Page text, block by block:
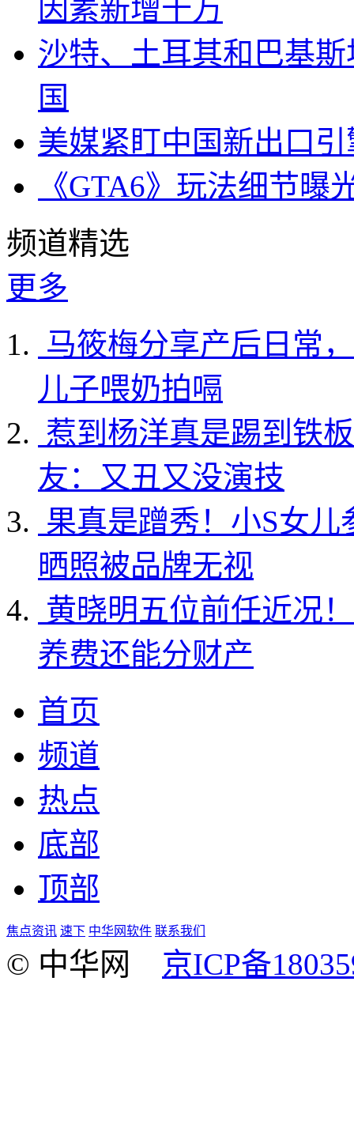
因素新增十万
沙特、土耳其和巴基
国
美媒紧盯中国新出口
《GTA6》玩法细节
频道精选
更多
马筱梅分享产后日常
儿子喂奶拍嗝
惹到杨洋真是踢到铁
友：又丑又没演技
果真是蹭秀！小S女
晒照被品牌无视
黄晓明五位前任近况
养费还能分财产
首页
频道
热点
底部
顶部
焦点资讯 速下 中华网软件 联系我们
© 中华网 京ICP备